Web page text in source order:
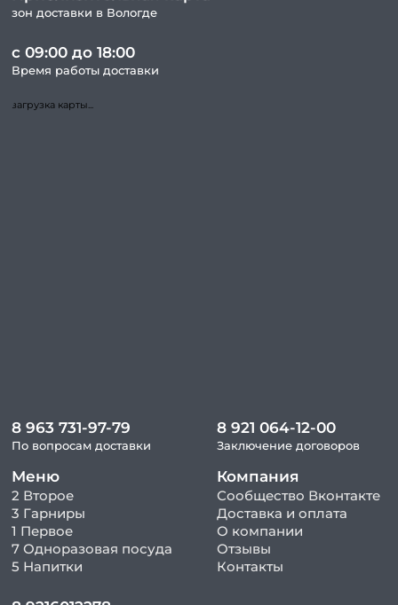
зон доставки в Вологде
с 09:00 до 18:00
Время работы доставки
загрузка карты...
8 963 731-97-79
По вопросам доставки
Меню
2 Второе
3 Гарниры
1 Первое
7 Одноразовая посуда
5 Напитки
8 921 064-12-00
Заключение договоров
Компания
Сообщество Вконтакте
Доставка и оплата
О компании
Отзывы
Контакты